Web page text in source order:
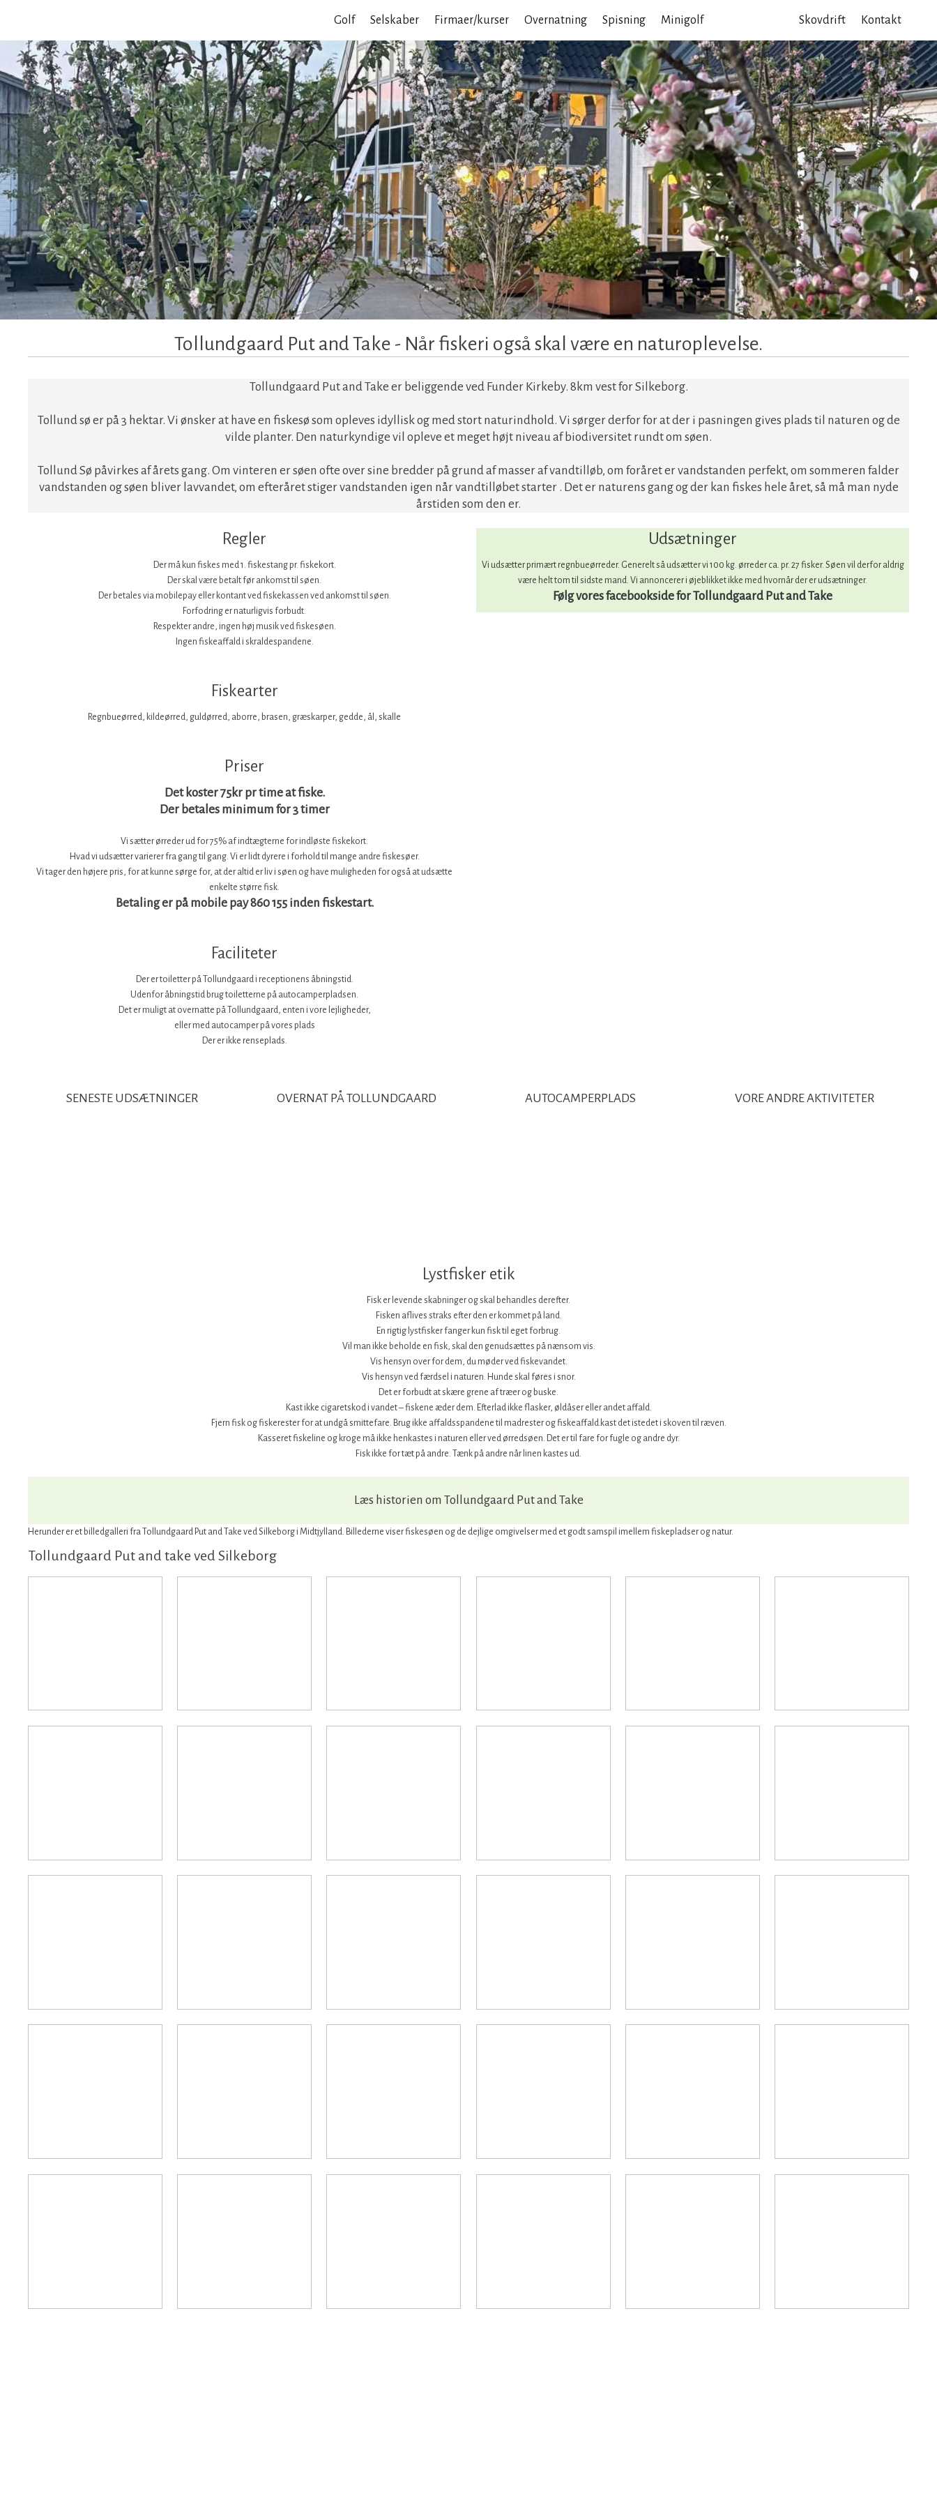
Golf Selskaber Firmaer/kurser Overnatning Spisning Minigolf Skovdrift Kontakt
Tollundgaard Put and Take​ - Når fiskeri også skal være en naturoplevelse.
​Tollundgaard Put and Take er beliggende ved Funder Kirkeby. 8km vest for Silkeborg.
Tollund sø er på 3 hektar. Vi ønsker at have en fiskesø som opleves idyllisk og med stort naturindhold. Vi sørger derfor for at der i pasningen gives plads til naturen og de
vilde planter. Den naturkyndige vil opleve et meget højt niveau af biodiversitet rundt om søen.
Tollund Sø påvirkes af årets gang. Om vinteren er søen ofte over sine bredder på grund af masser af vandtilløb, om foråret er vandstanden perfekt, om sommeren falder
vandstanden og søen bliver lavvandet, om efteråret stiger vandstanden igen når vandtilløbet starter . Det er naturens gang og der kan fiskes hele året, så må man nyde
årstiden som den er.
​Regler
Der må kun fiskes med 1. fiskestang pr. fiskekort.
Der skal være betalt før ankomst til søen.
Der betales via ​mobilepay eller kontant ved fiskekassen ved ankomst til søen.
Forfodring er naturligvis forbudt.
Respekter andre, ingen høj musik ved fiskesøen.
Ingen fiskeaffald i skraldespandene.
Fiskearter
Regnbueørred, kildeørred, guldørred, aborre, brasen, græskarper, gedde, ål, skalle
​Priser
Det koster 75kr pr time at fiske.
Der betales minimum for 3 timer
Vi sætter ørreder ud for 75% af indtægterne for indløste fiskekort.​
Hvad vi udsætter varierer fra gang til gang. Vi er lidt dyrere i forhold til mange andre fiskesøer.
Vi tager den højere pris, for at kunne sørge for, at der altid er liv i søen og have muligheden for også at udsætte
enkelte større fisk.​
Betaling er på mobile pay 860 155 inden fiskestart.
Faciliteter
Der er toiletter på Tollundgaard i receptionens åbningstid.
Udenfor åbningstid brug toiletterne på autocamperpladsen.
Det er muligt at overnatte på Tollundgaard, enten i vore lejligheder,
eller med autocamper på vores plads
Der er ikke renseplads.
​Udsætninger
​ Vi udsætter primært regnbueørreder. Generelt så udsætter vi 100 kg. ørreder ca. pr. 27 fisker. Søen vil derfor aldrig
være helt tom til sidste mand. Vi annoncerer i øjeblikket ikke med hvornår der er udsætninger.
Følg vores facebookside for Tollundgaard Put and Take
SENESTE UDSÆTNINGER​ OVERNAT PÅ TOLLUNDGAARD​ AUTOCAMPERPLADS​ VORE ANDRE AKTIVITETER​
Lystfisker etik
Fisk er levende skabninger og skal behandles derefter.
Fisken aflives straks efter den er kommet på land.
En rigtig lystfisker fanger kun fisk til eget forbrug.
Vil man ikke beholde en fisk, skal den genudsættes på nænsom vis.
Vis hensyn over for dem, du møder ved fiskevandet.
Vis hensyn ved færdsel i naturen. Hunde skal føres i snor.
Det er forbudt at skære grene af træer og buske.
Kast ikke cigaretskod i vandet – fiskene æder dem. Efterlad ikke flasker, øldåser eller andet affald.
Fjern fisk og fiskerester for at undgå smittefare. Brug ikke affaldsspandene til madrester og fiskeaffald.kast det istedet i skoven til ræven.
Kasseret fiskeline og kroge må ikke henkastes i naturen eller ved ørredsøen. Det er til fare for fugle og andre dyr.
Fisk ikke for tæt på andre. Tænk på andre når linen kastes ud.
Læs historien om Tollundgaard Put and Take
Herunder er et billedgalleri fra Tollundgaard Put and Take ved Silkeborg i Midtjylland. Billederne viser fiskesøen og de dejlige omgivelser med et godt samspil imellem fiskepladser og natur.​
Tollundgaard Put and take ved Silkeborg